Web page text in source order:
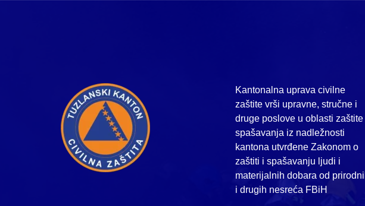
Kantonalna uprava civilne
zaštite vrši upravne, stručne i
druge poslove u oblasti zaštite
spašavanja iz nadležnosti
kantona utvrđene Zakonom o
zaštiti i spašavanju ljudi i
materijalnih dobara od
i drugih nesreća FBiH